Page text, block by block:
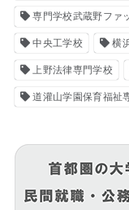
専門学校武蔵野ファ
中央工学校 横
上野法律専門学校
道灌山学園保育福祉